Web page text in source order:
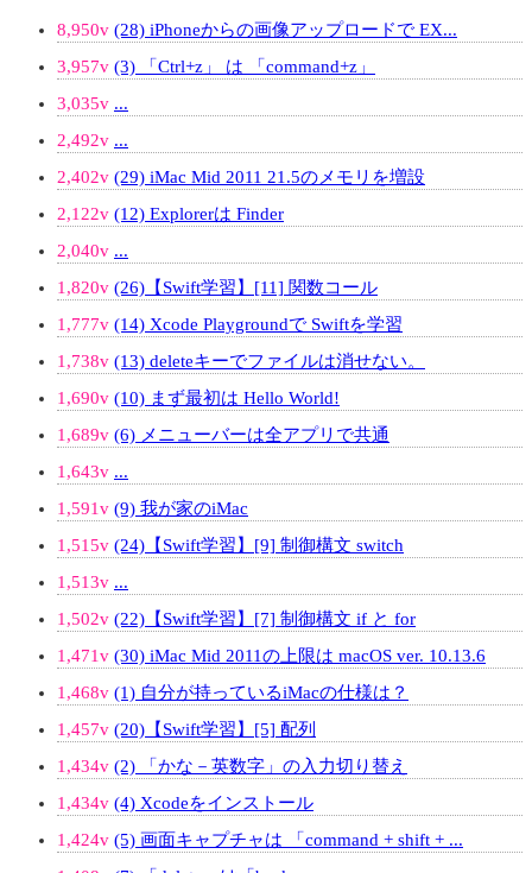
8,950v (28) iPhoneからの画像アップロードで EX...
3,957v (3) 「Ctrl+z」 は 「command+z」
3,035v ...
2,492v ...
2,402v (29) iMac Mid 2011 21.5のメモリを増設
2,122v (12) Explorerは Finder
2,040v ...
1,820v (26)【Swift学習】[11] 関数コール
1,777v (14) Xcode Playgroundで Swiftを学習
1,738v (13) deleteキーでファイルは消せない。
1,690v (10) まず最初は Hello World!
1,689v (6) メニューバーは全アプリで共通
1,643v ...
1,591v (9) 我が家のiMac
1,515v (24)【Swift学習】[9] 制御構文 switch
1,513v ...
1,502v (22)【Swift学習】[7] 制御構文 if と for
1,471v (30) iMac Mid 2011の上限は macOS ver. 10.13.6
1,468v (1) 自分が持っているiMacの仕様は？
1,457v (20)【Swift学習】[5] 配列
1,434v (2) 「かな－英数字」の入力切り替え
1,434v (4) Xcodeをインストール
1,424v (5) 画面キャプチャは 「command + shift + ...